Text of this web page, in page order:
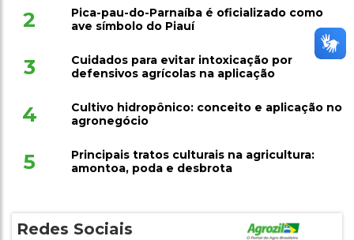
2
Pica-pau-do-Parnaíba é oficializado como
ave símbolo do Piauí
3
Cuidados para evitar intoxicação por
defensivos agrícolas na aplicação
4
Cultivo hidropônico: conceito e aplicação no
agronegócio
5
Principais tratos culturais na agricultura:
amontoa, poda e desbrota
Redes Sociais